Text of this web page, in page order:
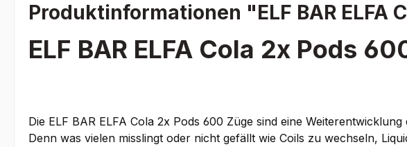
Produktinformationen "ELF BAR ELFA
ELF BAR ELFA Cola 2x Pods
Die ELF BAR ELFA Cola 2x Pods 600 Züge sind eine
Denn was vielen misslingt oder nicht gefällt wie Coils zu wechseln,